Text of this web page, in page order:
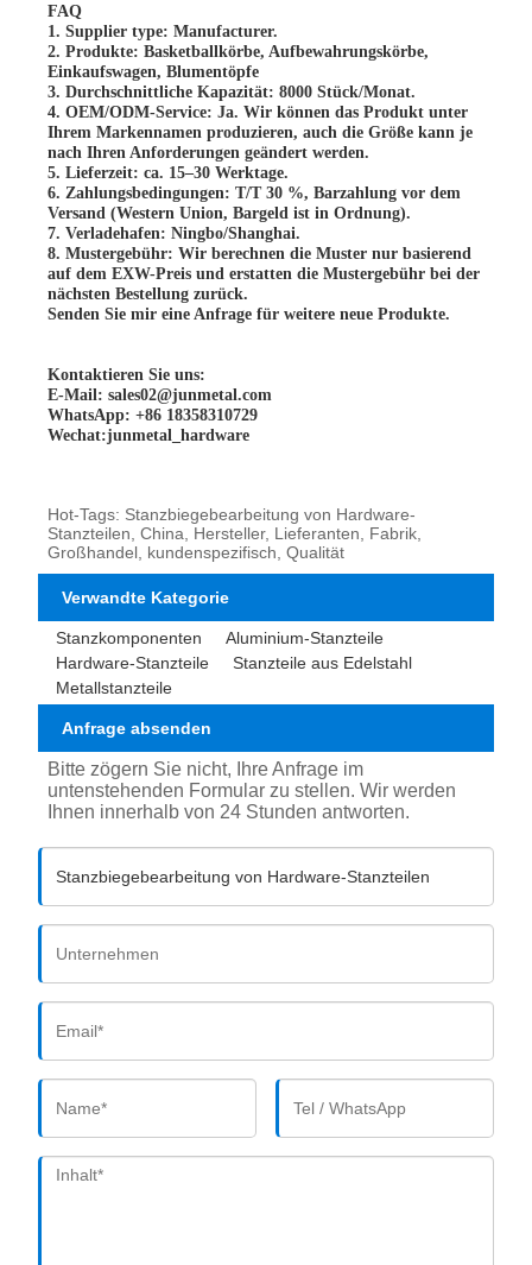
FAQ
1. Supplier type: Manufacturer.
2. Produkte: Basketballkörbe, Aufbewahrungskörbe,
Einkaufswagen, Blumentöpfe
3. Durchschnittliche Kapazität: 8000 Stück/Monat.
4. OEM/ODM-Service: Ja. Wir können das Produkt unter
Ihrem Markennamen produzieren, auch die Größe kann je
nach Ihren Anforderungen geändert werden.
5. Lieferzeit: ca. 15–30 Werktage.
6. Zahlungsbedingungen: T/T 30 %, Barzahlung vor dem
Versand (Western Union, Bargeld ist in Ordnung).
7. Verladehafen: Ningbo/Shanghai.
8. Mustergebühr: Wir berechnen die Muster nur basierend
auf dem EXW-Preis und erstatten die Mustergebühr bei der
nächsten Bestellung zurück.
Senden Sie mir eine Anfrage für weitere neue Produkte.
Kontaktieren Sie uns:
E-Mail: sales02@junmetal.com
WhatsApp: +86 18358310729
Wechat:junmetal_hardware
Hot-Tags: Stanzbiegebearbeitung von Hardware-
Stanzteilen, China, Hersteller, Lieferanten, Fabrik,
Großhandel, kundenspezifisch, Qualität
Verwandte Kategorie
Stanzkomponenten
Aluminium-Stanzteile
Hardware-Stanzteile
Stanzteile aus Edelstahl
Metallstanzteile
Anfrage absenden
Bitte zögern Sie nicht, Ihre Anfrage im
untenstehenden Formular zu stellen. Wir werden
Ihnen innerhalb von 24 Stunden antworten.